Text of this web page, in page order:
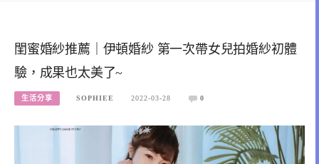
閨蜜婚紗推薦｜伊頓婚紗 第一次帶女兒拍婚紗初體
驗，成果也太美了~
生活分享 SOPHIEE 2022-03-28 0